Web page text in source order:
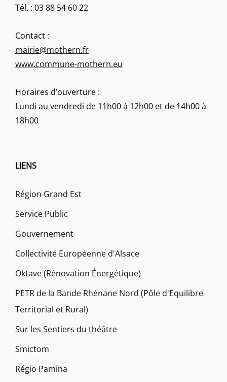
Tél. : 03 88 54 60 22
Contact :
mairie@mothern.fr
www.commune-mothern.eu
Horaires d’ouverture :
Lundi au vendredi de 11h00 à 12h00 et de 14h00 à
18h00
LIENS
Région Grand Est
Service Public
Gouvernement
Collectivité Européenne d'Alsace
Oktave (Rénovation Énergétique)
PETR de la Bande Rhénane Nord (Pôle d'Equilibre
Territorial et Rural)
Sur les Sentiers du théâtre
Smictom
Régio Pamina